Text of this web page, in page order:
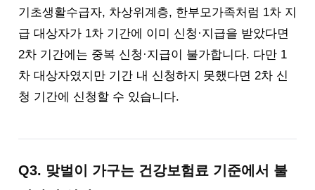
기초생활수급자, 차상위계층, 한부모가족처럼 1차 지
급 대상자가 1차 기간에 이미 신청·지급을 받았다면
2차 기간에는 중복 신청·지급이 불가합니다. 다만 1
차 대상자였지만 기간 내 신청하지 못했다면 2차 신
청 기간에 신청할 수 있습니다.
Q3. 맞벌이 가구는 건강보험료 기준에서 불